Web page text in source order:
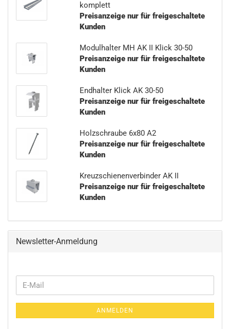
komplett
Preisanzeige nur für freigeschaltete
Kunden
Modulhalter MH AK II Klick 30-50
Preisanzeige nur für freigeschaltete
Kunden
Endhalter Klick AK 30-50
Preisanzeige nur für freigeschaltete
Kunden
Holzschraube 6x80 A2
Preisanzeige nur für freigeschaltete
Kunden
Kreuzschienenverbinder AK II
Preisanzeige nur für freigeschaltete
Kunden
Newsletter-Anmeldung
WEITER
ZUR
NEWSLETTER-
E-
Mail
ANMELDEN